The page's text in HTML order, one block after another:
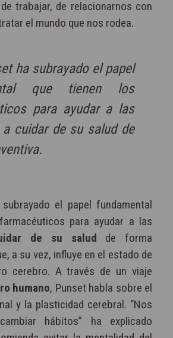
de trabajar, de relacionarnos con
el mundo que nos rodea.
ha subrayado el papel
que tienen los
para ayudar a las
cuidar de su salud de
el papel fundamental
para ayudar a las
de su salud de forma
a su vez, influye en el estado de
cerebro. A través de un viaje
humano, Punset habla sobre el
y la plasticidad cerebral. “Nos
hábitos” ha explicado